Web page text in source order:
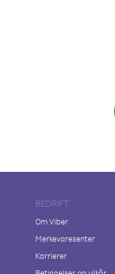
BEDRIFT
Om Viber
Merkevaresenter
Karrierer